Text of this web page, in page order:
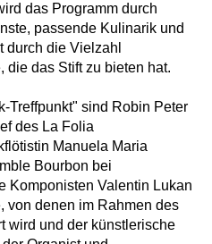
das Programm durch
passende Kulinarik und
durch die Vielzahl
das Stift zu bieten hat.
Treffpunkt" sind Robin Peter
des La Folia
Manuela Maria
Bourbon bei
Komponisten Valentin Lukan
von denen im Rahmen des
wird und der künstlerische